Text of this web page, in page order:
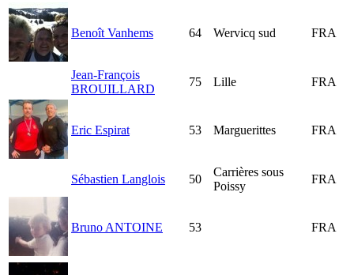
Benoît Vanhems 64 Wervicq sud FRA
Jean-François
BROUILLARD
75 Lille FRA
Eric Espirat 53 Marguerittes FRA
Sébastien Langlois 50
Carrières sous
Poissy
FRA
Bruno ANTOINE 53 FRA